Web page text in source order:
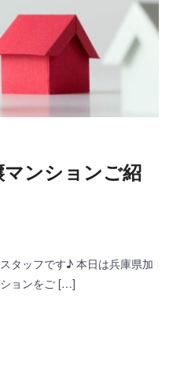
ンションご紹
タッフです♪ 本日は兵庫県加
ョンをご […]